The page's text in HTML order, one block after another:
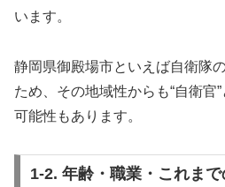
います。
静岡県御殿場市といえば自衛隊
ため、その地域性からも“自衛官
可能性もあります。
1-2. 年齢・職業・これま